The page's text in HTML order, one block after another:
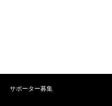
サポーター募集